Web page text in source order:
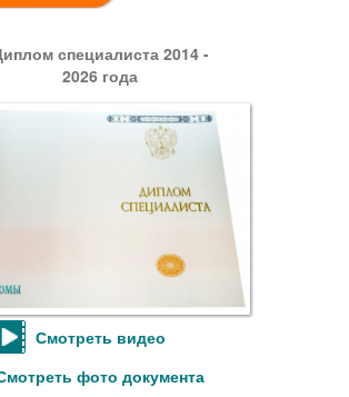
специалиста 2014 -
2026 года
Смотреть видео
фото документа